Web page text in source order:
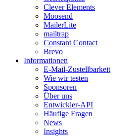
Clever Elements
Moosend
MailerLite
mailtrap
Constant Contact
Brevo
Informationen
E-Mail-Zustellbarkeit
Wie wir testen
Sponsoren
Über uns
Entwickler-API
Häufige Fragen
News
Insights